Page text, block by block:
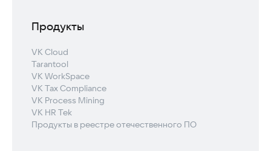
Продукты
VK Cloud
Tarantool
VK WorkSpace
VK Tax Compliance
VK Process Mining
VK HR Tek
Продукты в реестре отечественного ПО